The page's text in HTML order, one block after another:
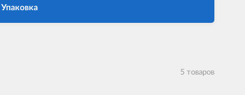
Упаковка
5 товаров